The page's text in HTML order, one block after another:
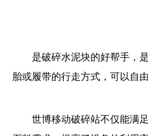
是破碎水泥块的好帮手，
胎或履带的行走方式，可以自
世博移动破碎站不仅能满